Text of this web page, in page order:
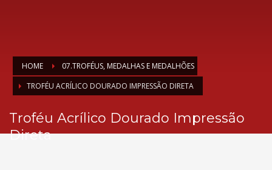
HOME
07.TROFÉUS, MEDALHAS E MEDALHÕES
TROFÉU ACRÍLICO DOURADO IMPRESSÃO DIRETA
Troféu Acrílico Dourado Impressão
Direta